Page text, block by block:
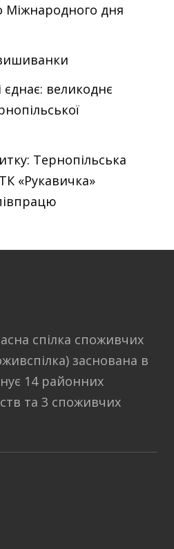
Міжнародного дня
єднає: великоднє
Тернопільська
«Рукавичка»
спілка споживчих
заснована в
14 районних
та 3 споживчих